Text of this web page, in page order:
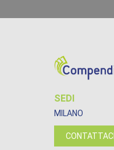
SEDI
MILANO
CONTATTACI